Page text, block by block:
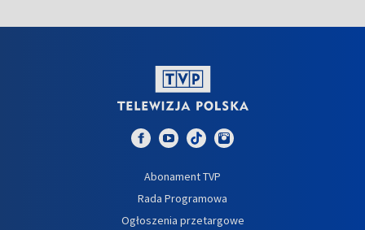
Abonament TVP
Rada Programowa
Ogłoszenia przetargowe